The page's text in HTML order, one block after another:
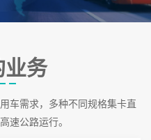
业务
车需求，多种不同规格集卡直
速公路运行。